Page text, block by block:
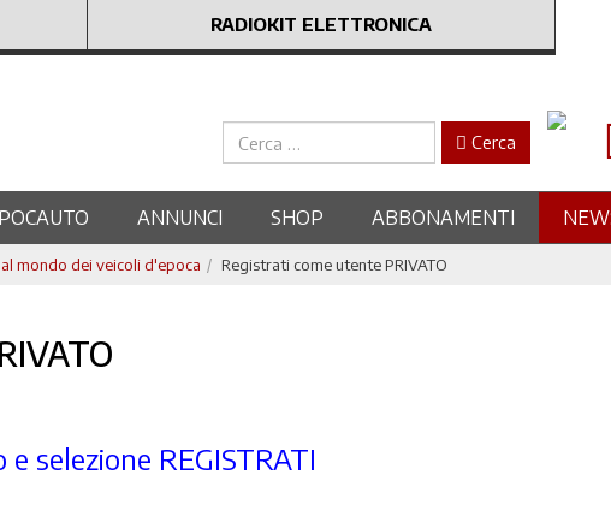
RADIOKIT ELETTRONICA
Cerca Cerca
ANNUNCI SHOP ABBONAMENTI
mondo dei veicoli d'epoca Registrati come utente PRIVATO
selezione REGISTRATI